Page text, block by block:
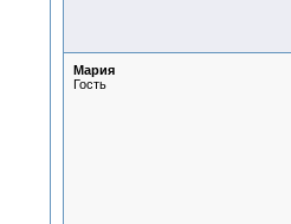
Мария
Гость